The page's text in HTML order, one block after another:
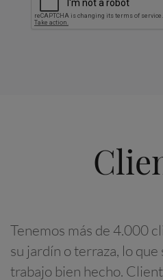
Tenemos más de 4.000
su jardín o terraza, lo
trabajo bien hecho.